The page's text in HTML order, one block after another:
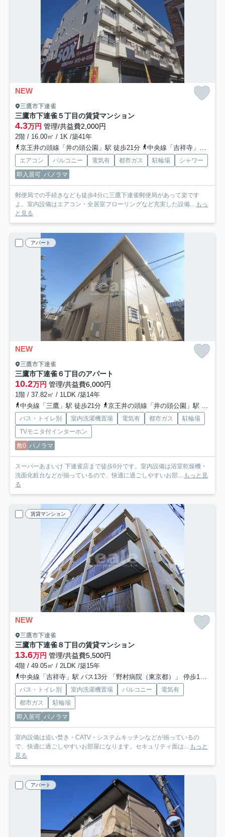
NEW
三鷹市下連雀
三鷹市下連雀５丁目の賃貸マンション
4.3万円 管理/共益費2,000円
2階 / 16.00㎡ / 1K /築41年
京王井の頭線「井の頭公園」駅 徒歩21分
中央線「吉祥寺」駅 徒歩23分
エアコン バルコニー 電気有 都市ガス 駐輪場
シャワー
即入居可 パノラマ
郵便局での手続きなども徒歩4分に三鷹下連雀郵便局があって楽です
よ。室内設備はエアコン・全居室フローリングなど充実した設備...
もっ
と見る
アパート
NEW
三鷹市下連雀
三鷹市下連雀６丁目のアパート
10.2万円 管理/共益費6,000円
1階 / 37.82㎡ / 1LDK /築14年
中央線「三鷹」駅 徒歩21分
京王井の頭線「井の頭公園」駅 徒歩25分
バス・トイレ別 室内洗濯機置場 電気有 都市ガス
駐輪場
TVモニタ付インターホン
敷0 パノラマ
スーパーあまいけ 下連雀店まで徒歩6分です。室内設備は浴室乾燥機・
洗面化粧台などが揃っているので、快適に過ごしやすいお部... もっと見
る
賃貸マンション
NEW
三鷹市下連雀
三鷹市下連雀８丁目の賃貸マンション
13.6万円 管理/共益費5,500円
4階 / 49.05㎡ / 2LDK /築15年
中央線「吉祥寺」駅 バス13分 「野村病院（東京都）」 停歩1分
バス・トイレ別 室内洗濯機置場 バルコニー
電気有
都市ガス
駐輪場
即入居可 パノラマ
室内設備は追い焚き・CATV・システムキッチンなどが揃っているの
で、快適に過ごしやすいお部屋になります。セキュリティ面は... もっと
見る
アパート